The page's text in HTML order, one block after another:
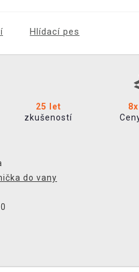
Hlídací pes
25 let
zkušeností
do vany